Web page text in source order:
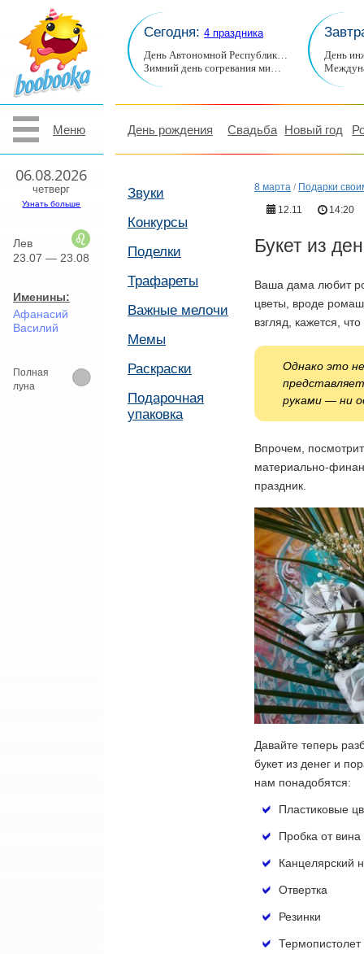
Меню
06.08.2026
четверг
Узнать больше
Лев
23.07 — 23.08
Именины:
Афанасий
Василий
Полная
луна
Сегодня: 4 праздника
День Автономной Республик…
Зимний день согревания ми…
День
День рождения Свадьба Новый год
Звуки
Конкурсы
Поделки
Трафареты
Важные мелочи
Мемы
Раскраски
Подарочная
упаковка
8 марта / Подарки
12.11
14:20
Букет из
Ваша дама любит
цветы, вроде
взгляд, кажется,
Однако это
руками — ни
Впрочем,
материально-
праздник.
Давайте теперь
букет из денег и
нам понадобятся:
Пластиковые
Пробка от вина
Канцелярский
Отвертка
Резинки
Термопистолет